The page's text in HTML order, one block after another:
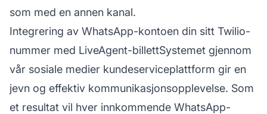
som med en annen kanal.
Integrering av WhatsApp-kontoen din sitt Twilio-
nummer med LiveAgent-billettSystemet gjennom
vår sosiale medier kundeserviceplattform gir en
jevn og effektiv kommunikasjonsopplevelse. Som
et resultat vil hver innkommende WhatsApp-